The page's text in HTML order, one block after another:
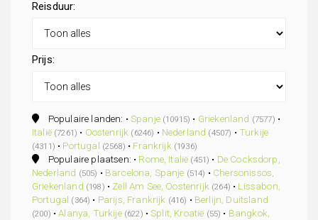
Reisduur:
Prijs:
Populaire landen: •Spanje (10915) • Griekenland (7577) •
Italië (7261) • Oostenrijk (6246) • Nederland (4507) • Turkije
(4311) • Portugal (2568) • Frankrijk (1936)
Populaire plaatsen: • Rome, Italië (451) • De Cocksdorp,
Nederland (505) • Barcelona, Spanje (514) • Chersonissos,
Griekenland (198) • Zell Am See, Oostenrijk (264) • Lissabon,
Portugal (364) • Parijs, Frankrijk (416) • Berlijn, Duitsland
(200) •Alanya, Turkije (622) •Split, Kroatië (55) • Bangkok,